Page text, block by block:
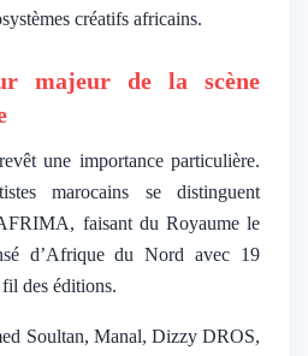
créatifs africains.
majeur de la scène
une importance particulière.
marocains se distinguent
faisant du Royaume le
d’Afrique du Nord avec 19
des éditions.
Soultan, Manal, Dizzy DROS,